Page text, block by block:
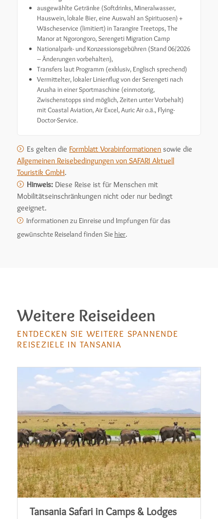
ausgewählte Getränke (Softdrinks, Mineralwasser,
Hauswein, lokale Bier, eine Auswahl an Spirituosen) +
Wäscheservice (limitiert) in Tarangire Treetops, The
Manor at Ngorongoro, Serengeti Migration Camp
Nationalpark- und Konzessionsgebühren (Stand 06/2026
– Änderungen vorbehalten),
Transfers laut Programm (exklusiv, Englisch sprechend)
Vermittelter, lokaler Linienflug von der Serengeti nach
Arusha in einer Sportmaschine (einmotorig,
Zwischenstopps sind möglich, Zeiten unter Vorbehalt)
mit Coastal Aviation, Air Excel, Auric Air o.ä., Flying-
Doctor-Service.
Es gelten die Formblatt Vorabinformationen sowie die
Allgemeinen Reisebedingungen von SAFARI Aktuell
Touristik GmbH.
Hinweis: Diese Reise ist für Menschen mit
Mobilitätseinschränkungen nicht oder nur bedingt
geeignet.
Informationen zu Einreise und Impfungen für das
gewünschte Reiseland finden Sie hier.
Weitere Reiseideen
ENTDECKEN SIE WEITERE SPANNENDE
REISEZIELE IN TANSANIA
Tansania Safari in Camps & Lodges